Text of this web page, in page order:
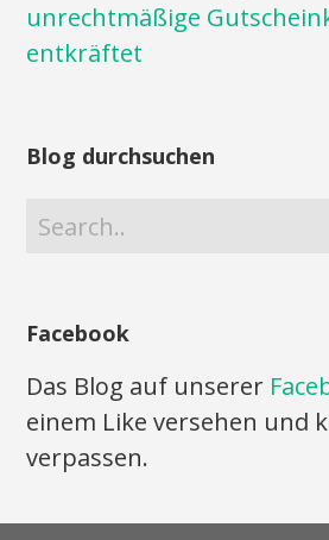
unrechtmäßige
entkräftet
Blog durchsuchen
Facebook
Das Blog auf unserer
einem Like versehen und
verpassen.